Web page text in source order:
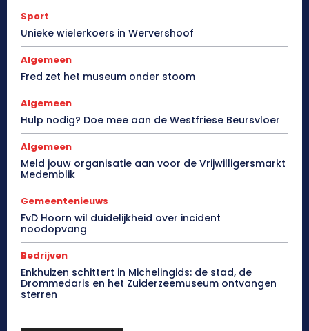
Sport
Unieke wielerkoers in Wervershoof
Algemeen
Fred zet het museum onder stoom
Algemeen
Hulp nodig? Doe mee aan de Westfriese Beursvloer
Algemeen
Meld jouw organisatie aan voor de Vrijwilligersmarkt
Medemblik
Gemeentenieuws
FvD Hoorn wil duidelijkheid over incident
noodopvang
Bedrijven
Enkhuizen schittert in Michelingids: de stad, de
Drommedaris en het Zuiderzeemuseum ontvangen
sterren